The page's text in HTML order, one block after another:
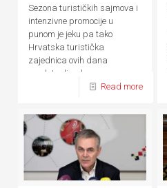
Sezona turističkih sajmova i
intenzivne promocije u
punom je jeku pa tako
Hrvatska turistička
zajednica ovih dana
predstavlja ukupnu
hrvatsku turističku ponudu
Read more